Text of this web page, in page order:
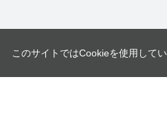
このサイトではCookieを使用して